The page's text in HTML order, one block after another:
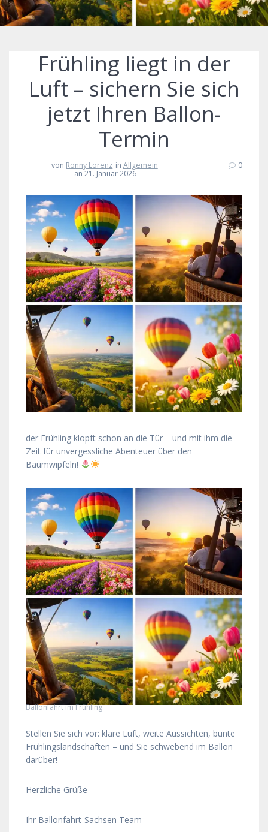
Frühling liegt in der
Luft – sichern Sie sich
jetzt Ihren Ballon-
Termin
von Ronny Lorenz in Allgemein
an 21. Januar 2026
0
der Frühling klopft schon an die Tür – und mit ihm die
Zeit für unvergessliche Abenteuer über den
Baumwipfeln!
Ballonfahrt im Frühling
Stellen Sie sich vor: klare Luft, weite Aussichten, bunte
Frühlingslandschaften – und Sie schwebend im Ballon
darüber!
Herzliche Grüße
Ihr Ballonfahrt-Sachsen Team